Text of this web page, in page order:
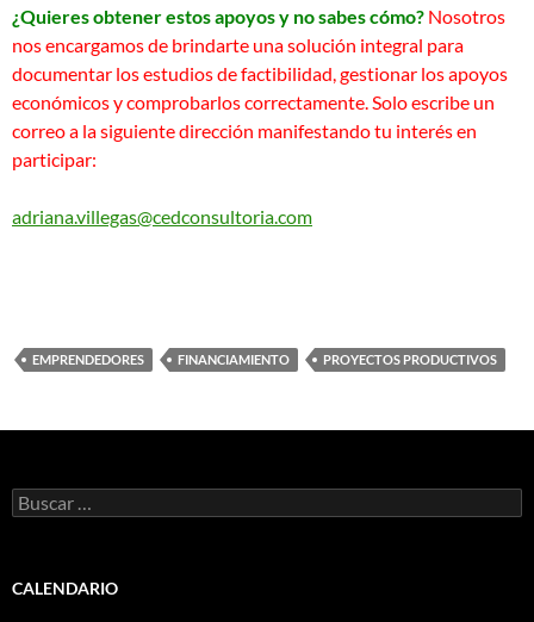
¿Quieres obtener estos apoyos y no sabes cómo? Nosotros
nos encargamos de brindarte una solución integral para
documentar los estudios de factibilidad, gestionar los apoyos
económicos y comprobarlos correctamente. Solo escribe un
correo a la siguiente dirección manifestando tu interés en
participar:
adriana.villegas@cedconsultoria.com
EMPRENDEDORES FINANCIAMIENTO PROYECTOS PRODUCTIVOS
Buscar:
CALENDARIO